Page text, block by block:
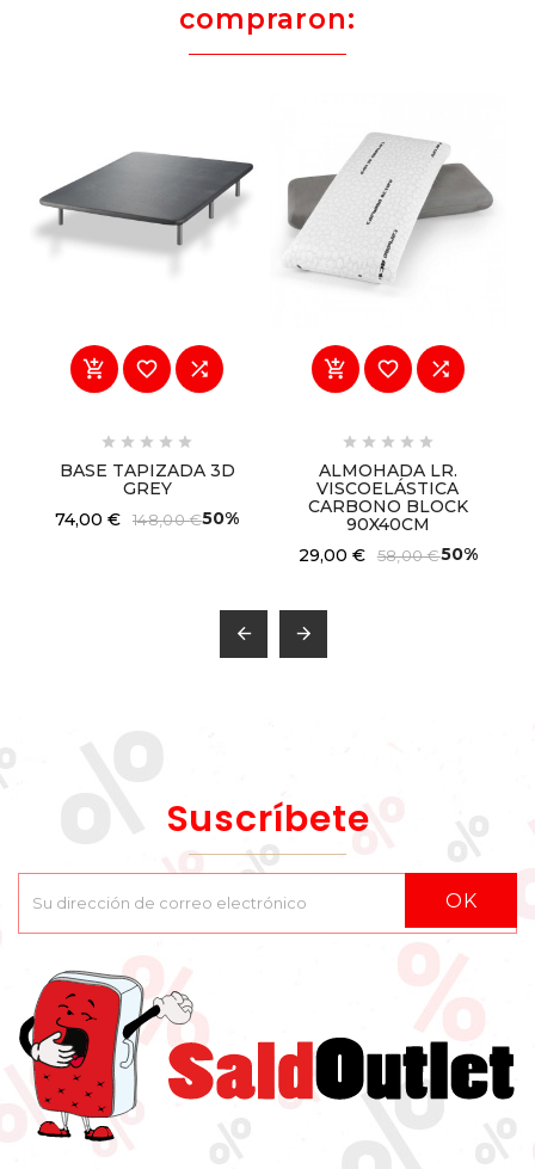
compraron:
  
    
BASE TAPIZADA 3D
GREY
74,00 €
148,00 €50%
  
    
ALMOHADA LR.
VISCOELÁSTICA
CARBONO BLOCK
90X40CM
29,00 €
58,00 €50%
 
Suscríbete
OK